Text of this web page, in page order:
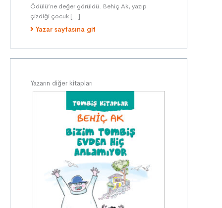
Ödülü’ne değer görüldü. Behiç Ak, yazıp
çizdiği çocuk […]
Yazar sayfasına git
Yazarın diğer kitapları